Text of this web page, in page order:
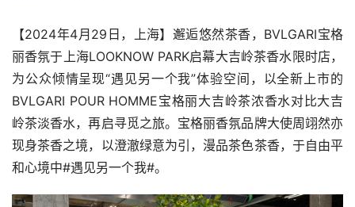
【2024年4月29日，上海】邂逅悠然茶香，BVLGARI宝格
丽香氛于上海LOOKNOW PARK启幕大吉岭茶香水限时店，
为公众倾情呈现“遇见另一个我”体验空间，以全新上市的
BVLGARI POUR HOMME宝格丽大吉岭茶浓香水对比大吉
岭茶淡香水，再启寻觅之旅。宝格丽香氛品牌大使周翊然亦
现身茶香之境，以澄澈绿意为引，漫品茶色茶香，于自由平
和心境中#遇见另一个我#。